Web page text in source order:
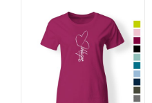
Varianten
auf.
Die
Optionen
können